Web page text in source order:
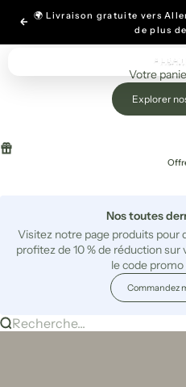
Précédent
🌍 Livraison gratuite vers
de plus de
Votre
Explorer
Nos toutes
Visitez notre page produits pour
profitez de 10 % de réduction
le code promo
Commandez
Recherche...